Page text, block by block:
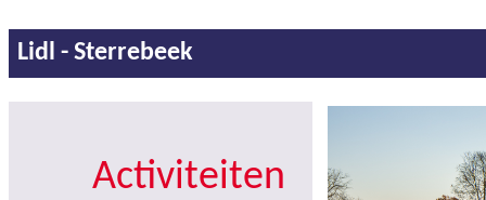
Lidl - Sterrebeek
Activiteiten